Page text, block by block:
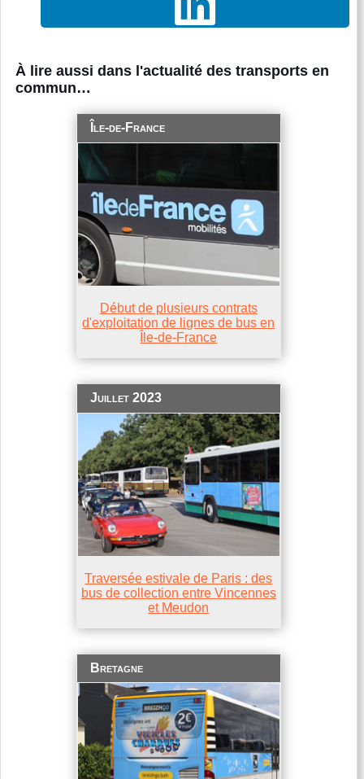
À lire aussi dans l'actualité des transports en
commun…
Île-de-France
Début de plusieurs contrats
d'exploitation de lignes de bus en
Île-de-France
Juillet 2023
Traversée estivale de Paris : des
bus de collection entre Vincennes
et Meudon
Bretagne